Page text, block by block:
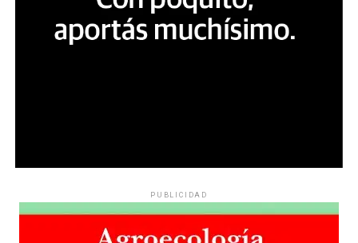
PUBLICIDAD